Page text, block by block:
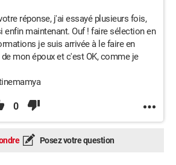
réponse, j'ai essayé plusieurs fois,
enfin maintenant. Ouf ! faire sélection en
je suis arrivée à le faire en
mon époux et c'est OK, comme je
0
Posez votre question